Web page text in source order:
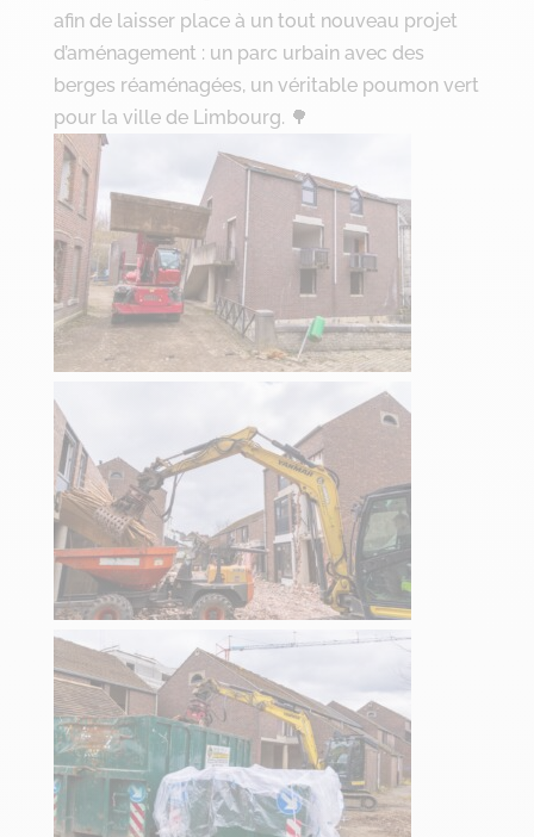
afin de laisser place à un tout nouveau projet
d’aménagement : un parc urbain avec des
berges réaménagées, un véritable poumon vert
pour la ville de Limbourg. 🌳